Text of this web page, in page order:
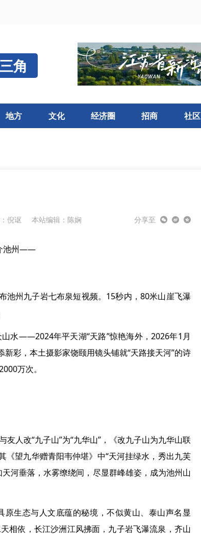
角
地方 文化 经济圈 招商 社区
倪讴 本站编辑：陈娴 分享至
池州——
州九子岩七布泉短视频。15秒内，80米山崖飞瀑
水——2024年平天湖“天路”惊艳海外，2026年1月
彩，本土摄影家饶颐用镜头铺就“天路接天河”的诗
万次。
人改“九子山”为“九华山”，《改九子山为九华山联
《望九华赠青阳韦仲堪》中“天河挂绿水，秀出九芙
河垂落，水雾缭绕间，尽显群峰雄姿，成为池州山
生态与人文底蕴的秘境，不似黄山、泰山声名显
相依，长江沙洲江风拂面，九子岩飞瀑流泉，齐山